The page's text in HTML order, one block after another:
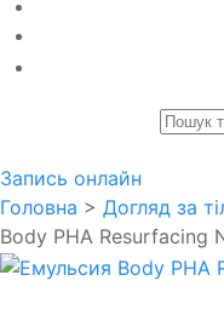
Запись онлайн
Головна > Догляд за
Body PHA Resurfacing